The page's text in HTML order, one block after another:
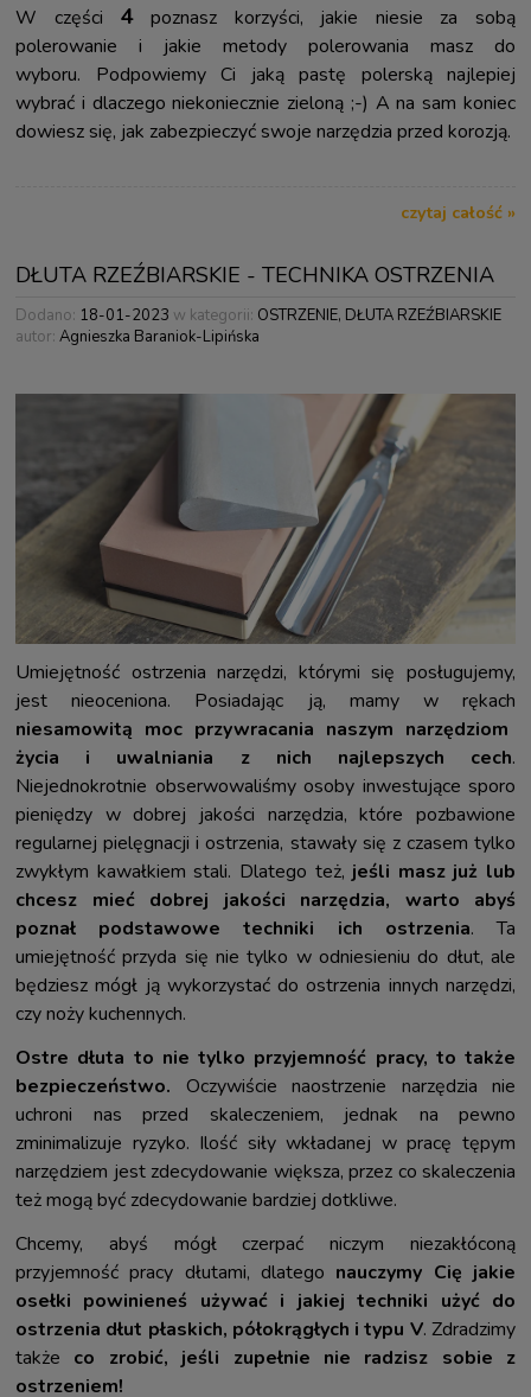
W części 4poznasz korzyści, jakie niesie za sobą
polerowanie i jakie metody polerowania masz do
wyboru. Podpowiemy Ci jaką pastę polerską najlepiej
wybrać i dlaczego niekoniecznie zieloną ;-) A na sam koniec
dowiesz się, jak zabezpieczyć swoje narzędzia przed korozją.
czytaj całość »
DŁUTA RZEŹBIARSKIE - TECHNIKA OSTRZENIA
Dodano: 18-01-2023 w kategorii: OSTRZENIE, DŁUTA RZEŹBIARSKIE
autor: Agnieszka Baraniok-Lipińska
Umiejętność ostrzenia narzędzi, którymi się posługujemy,
jest nieoceniona. Posiadając ją, mamy w rękach
niesamowitą moc przywracania naszym narzędziom
życia i uwalniania z nich najlepszych cech.
Niejednokrotnie obserwowaliśmy osoby inwestujące sporo
pieniędzy w dobrej jakości narzędzia, które pozbawione
regularnej pielęgnacji i ostrzenia, stawały się z czasem tylko
zwykłym kawałkiem stali. Dlatego też, jeśli masz już lub
chcesz mieć dobrej jakości narzędzia, warto abyś
poznał podstawowe techniki ich ostrzenia. Ta
umiejętność przyda się nie tylko w odniesieniu do dłut, ale
będziesz mógł ją wykorzystać do ostrzenia innych narzędzi,
czy noży kuchennych.
Ostre dłuta to nie tylko przyjemność pracy, to także
bezpieczeństwo. Oczywiście naostrzenie narzędzia nie
uchroni nas przed skaleczeniem, jednak na pewno
zminimalizuje ryzyko. Ilość siły wkładanej w pracę tępym
narzędziem jest zdecydowanie większa, przez co skaleczenia
też mogą być zdecydowanie bardziej dotkliwe.
Chcemy, abyś mógł czerpać niczym niezakłóconą
przyjemność pracy dłutami, dlatego nauczymy Cię jakie
osełki powinieneś używać i jakiej techniki użyć do
ostrzenia dłut płaskich, półokrągłych i typu V. Zdradzimy
także co zrobić, jeśli zupełnie nie radzisz sobie z
ostrzeniem!